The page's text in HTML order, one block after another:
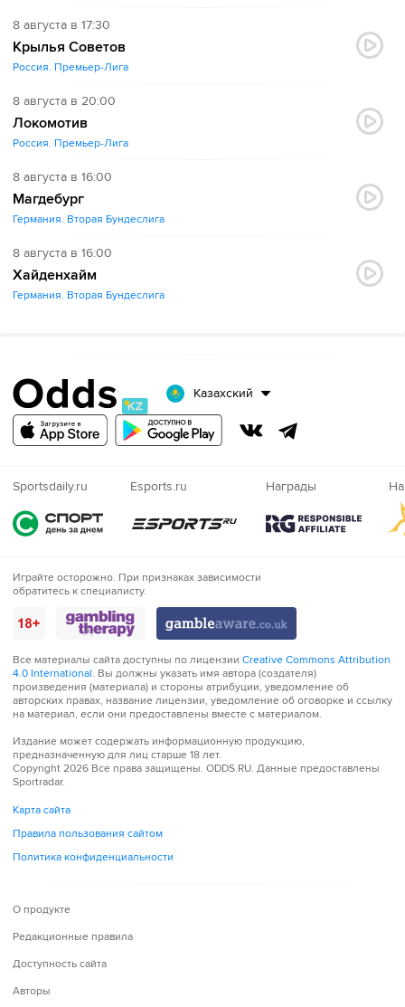
8 августа в 17:30
Крылья Советов
Россия. Премьер-Лига
8 августа в 20:00
Локомотив
Россия. Премьер-Лига
8 августа в 16:00
Магдебург
Германия. Вторая Бундеслига
8 августа в 16:00
Хайденхайм
Германия. Вторая Бундеслига
Казахский
Sportsdaily.ru Esports.ru Награды
Играйте
осторожно!
Играйте осторожно. При признаках зависимости
обратитесь к специалисту.
Все материалы сайта доступны по лицензии Creative Commons Attribution
4.0 International. Вы должны указать имя автора (создателя)
произведения (материала) и стороны атрибуции, уведомление об
авторских правах, название лицензии, уведомление об оговорке и ссылку
на материал, если они предоставлены вместе с материалом.
Издание может содержать информационную продукцию,
предназначенную для лиц старше 18 лет.
Copyright 2026 Все права защищены. ODDS.RU. Данные предоставлены
Sportradar.
Карта сайта
Правила пользования сайтом
Политика конфиденциальности
О продукте
Редакционные правила
Доступность сайта
Авторы